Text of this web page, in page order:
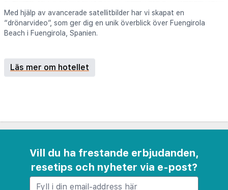
Med hjälp av avancerade satellitbilder har vi skapat en
“drönarvideo”, som ger dig en unik överblick över Fuengirola
Beach i Fuengirola, Spanien.
Läs mer om hotellet
Vill du ha frestande erbjudanden,
resetips och nyheter via e-post?